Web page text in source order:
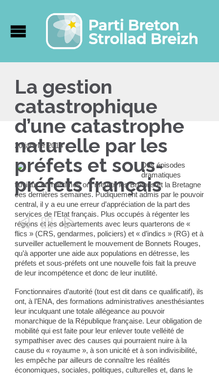
La gestion
catastrophique
d’une catastrophe
naturelle par les
préfets et sous-
préfets français
  
20 janvier 2014
Des épisodes
dramatiques
fluviaux et maritimes ont meurtri les Bretons et la Bretagne
ces dernières semaines. Pudiquement admis par le pouvoir
central, il y a eu une erreur d’appréciation de la part des
services de l’Etat français. Plus occupés à régenter les
régions et les départements avec leurs quarterons de «
flics » (CRS, gendarmes, policiers) et « d’indics » (RG) et à
surveiller actuellement le mouvement de Bonnets Rouges,
qu’à apporter une aide aux populations en détresse, les
préfets et sous-préfets ont une nouvelle fois fait la preuve
de leur incompétence et donc de leur inutilité.
Fonctionnaires d’autorité (tout est dit dans ce qualificatif), ils
ont, à l’ENA, des formations administratives anesthésiantes
leur inculquant une totale allégeance au pouvoir
monarchique de la République française. Leur obligation de
mobilité qui est faite pour leur enlever toute velléité de
sympathiser avec des causes qui pourraient nuire à la
cause du « royaume », à son unicité et à son indivisibilité,
les empêche par ailleurs de connaître les réalités
économiques, sociales, politiques, culturelles et, dans le